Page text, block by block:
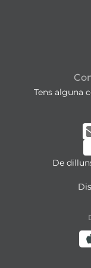
Tens alguna
De